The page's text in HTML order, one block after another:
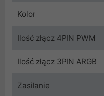
Kolor
Ilość złącz 4PIN PWM
Ilość złącz 3PIN ARGB
Zasilanie